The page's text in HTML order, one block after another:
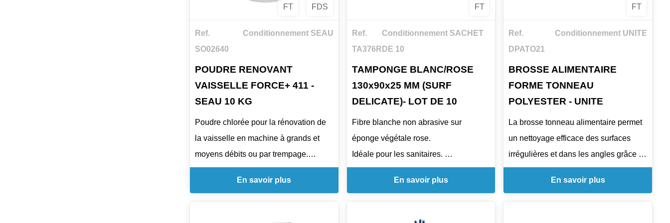
FT FDS
Ref.
SO02640
Conditionnement SEAU
POUDRE RENOVANT
VAISSELLE FORCE+ 411 -
SEAU 10 KG
Poudre chlorée pour la rénovation de
la vaisselle en machine à grands et
moyens débits ou par trempage.
Poudre lessivielle alcaline et chlorée
pour la rénovation mécanique de la
En savoir plus
FT
Ref.
TA376R
Conditionnement SACHET
DE 10
TAMPONGE BLANC/ROSE
130x90x25 MM (SURF
DELICATE)- LOT DE 10
Fibre blanche non abrasive sur
éponge végétale rose.
Idéale pour les sanitaires.
Dimensions : 130 x 90 x 25 mm.
En savoir plus
FT
Ref.
DPATO21
Conditionnement UNITE
BROSSE ALIMENTAIRE
FORME TONNEAU
POLYESTER - UNITE
La brosse tonneau alimentaire permet
un nettoyage efficace des surfaces
irrégulières et dans les angles grâce à
l'implantation de ses fibres.
En savoir plus